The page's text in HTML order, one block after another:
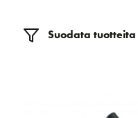
Suodata tuotteita